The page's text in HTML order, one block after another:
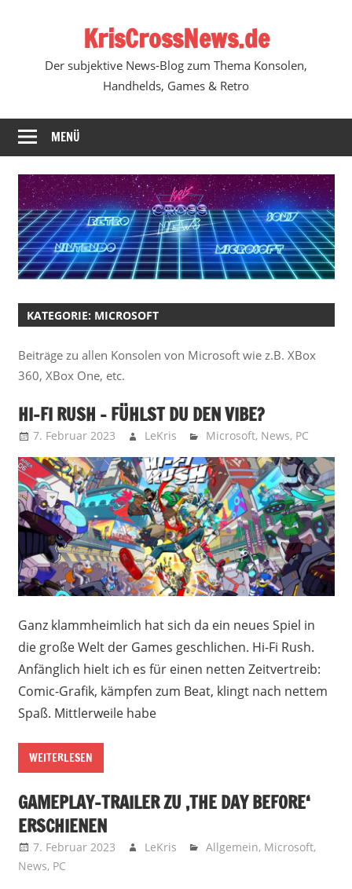
KrisCrossNews.de
Der subjektive News-Blog zum Thema Konsolen,
Handhelds, Games & Retro
MENÜ
KATEGORIE: MICROSOFT
Beiträge zu allen Konsolen von Microsoft wie z.B. XBox
360, XBox One, etc.
HI-FI RUSH – FÜHLST DU DEN VIBE?
7. Februar 2023 LeKris Microsoft, News, PC
Ganz klammheimlich hat sich da ein neues Spiel in
die große Welt der Games geschlichen. Hi-Fi Rush.
Anfänglich hielt ich es für einen netten Zeitvertreib:
Comic-Grafik, kämpfen zum Beat, klingt nach nettem
Spaß. Mittlerweile habe
WEITERLESEN
GAMEPLAY-TRAILER ZU ‚THE DAY BEFORE‘
ERSCHIENEN
7. Februar 2023 LeKris Allgemein, Microsoft,
News, PC